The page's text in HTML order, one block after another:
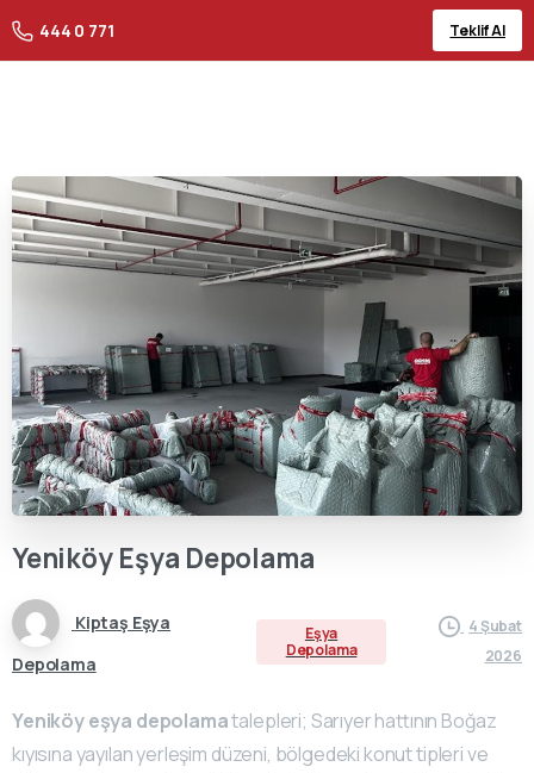
444 0 771 Teklif Al
Yeniköy Eşya Depolama
Kiptaş Eşya
Depolama
Eşya
Depolama
4 Şubat
2026
Yeniköy eşya depolamatalepleri; Sarıyer hattının Boğaz
kıyısına yayılan yerleşim düzeni, bölgedeki konut tipleri ve